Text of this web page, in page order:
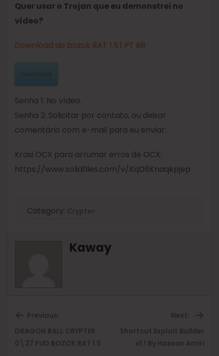
Quer usar o Trojan que eu demonstrei no
vídeo?
Download do bozok RAT 1.5.1 PT BR
Download
Senha 1: No vídeo.
Senha 2: Solicitar por contato, ou deixar
comentário com e-mail para eu enviar.
Krasi OCX para arrumar erros de OCX:
https://www.solidfiles.com/v/KqD8Knaqkpjep
Category:
Kaway
Previous:
Previous
post:
DRAGON BALL CRYPTER
0\37 FUD BOZOK RAT 1.5
Next:
Shortcut Exploit Builder
v1.1 By Hassan Amiri